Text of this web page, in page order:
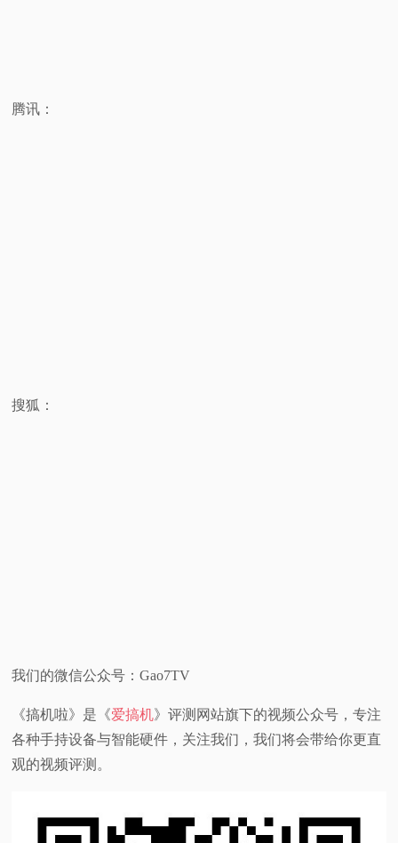
腾讯：
搜狐：
我们的微信公众号：Gao7TV
《搞机啦》是《爱搞机》评测网站旗下的视频公众号，专注
各种手持设备与智能硬件，关注我们，我们将会带给你更直
观的视频评测。